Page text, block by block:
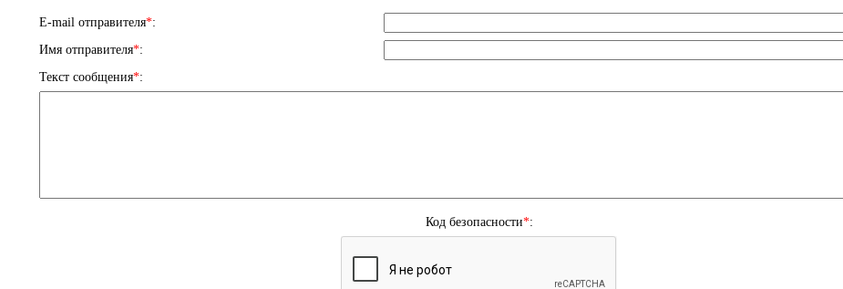
E-mail отправителя*:
Имя отправителя*:
Текст сообщения*:
Код безопасности*: